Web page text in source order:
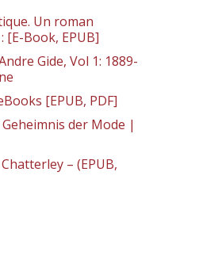
Un roman
[E-Book, EPUB]
Gide, Vol 1: 1889-
[EPUB, PDF]
der Mode |
– (EPUB,